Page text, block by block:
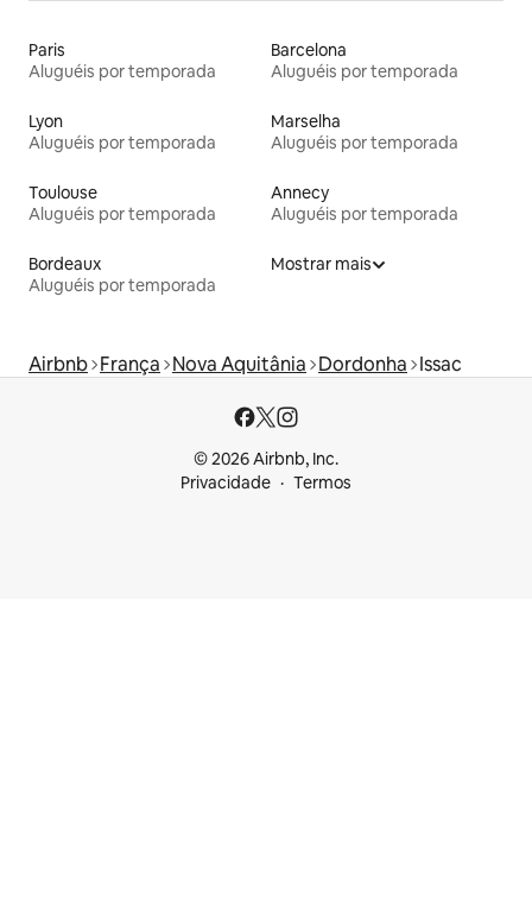
Paris
Aluguéis por temporada
Barcelona
Aluguéis por temporada
Lyon
Aluguéis por temporada
Marselha
Aluguéis por temporada
Toulouse
Aluguéis por temporada
Annecy
Aluguéis por temporada
Bordeaux
Aluguéis por temporada
Mostrar mais
Airbnb França Nova Aquitânia Dordonha Issac
© 2026 Airbnb, Inc.
Privacidade
Termos